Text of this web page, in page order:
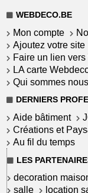
WEBDECO.BE
Mon compte
Ajoutez votre site
Faire un lien
LA carte
Qui sommes
DERNIERS
Aide bâtiment
Créations et
Au fil du temps
LES
decoration
salle
location